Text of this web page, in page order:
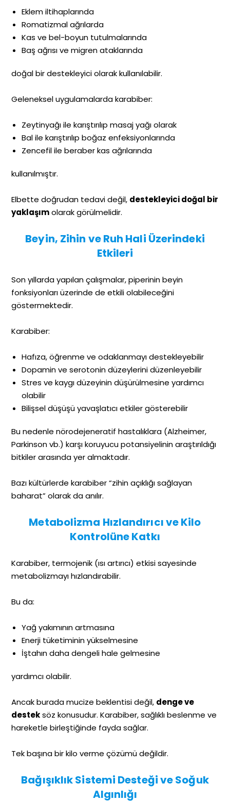
Eklem iltihaplarında
Romatizmal ağrılarda
Kas ve bel-boyun tutulmalarında
Baş ağrısı ve migren ataklarında
doğal bir destekleyici olarak kullanılabilir.
Geleneksel uygulamalarda karabiber:
Zeytinyağı ile karıştırılıp masaj yağı olarak
Bal ile karıştırılıp boğaz enfeksiyonlarında
Zencefil ile beraber kas ağrılarında
kullanılmıştır.
Elbette doğrudan tedavi değil, destekleyici doğal bir
yaklaşımolarak görülmelidir.
Beyin, Zihin ve Ruh Hali Üzerindeki
Etkileri
Son yıllarda yapılan çalışmalar, piperinin beyin
fonksiyonları üzerinde de etkili olabileceğini
göstermektedir.
Karabiber:
Hafıza, öğrenme ve odaklanmayı destekleyebilir
Dopamin ve serotonin düzeylerini düzenleyebilir
Stres ve kaygı düzeyinin düşürülmesine yardımcı
olabilir
Bilişsel düşüşü yavaşlatıcı etkiler gösterebilir
Bu nedenle nörodejeneratif hastalıklara (Alzheimer,
Parkinson vb.) karşı koruyucu potansiyelinin araştırıldığı
bitkiler arasında yer almaktadır.
Bazı kültürlerde karabiber “zihin açıklığı sağlayan
baharat” olarak da anılır.
Metabolizma Hızlandırıcı ve Kilo
Kontrolüne Katkı
Karabiber, termojenik (ısı artırıcı) etkisi sayesinde
metabolizmayı hızlandırabilir.
Bu da:
Yağ yakımının artmasına
Enerji tüketiminin yükselmesine
İştahın daha dengeli hale gelmesine
yardımcı olabilir.
Ancak burada mucize beklentisi değil, denge ve
desteksöz konusudur. Karabiber, sağlıklı beslenme ve
hareketle birleştiğinde fayda sağlar.
Tek başına bir kilo verme çözümü değildir.
Bağışıklık Sistemi Desteği ve Soğuk
Algınlığı